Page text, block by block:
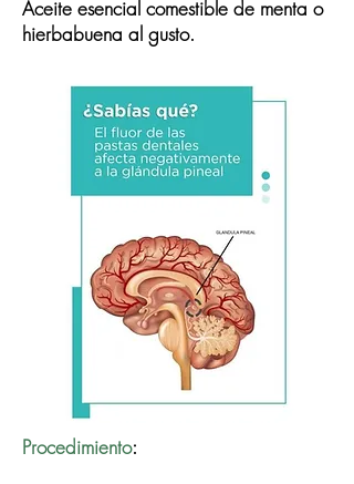
Aceite esencial comestible de menta o
hierbabuena al gusto.
Procedimiento: